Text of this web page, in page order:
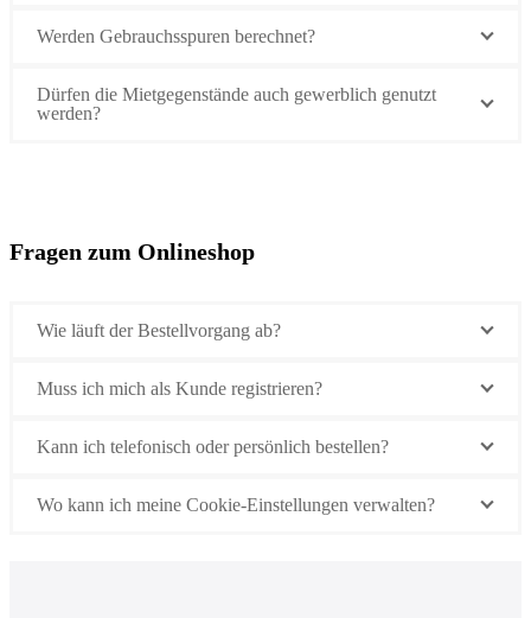
Werden Gebrauchsspuren berechnet?
Dürfen die Mietgegenstände auch gewerblich genutzt
werden?
Fragen zum Onlineshop
Wie läuft der Bestellvorgang ab?
Muss ich mich als Kunde registrieren?
Kann ich telefonisch oder persönlich bestellen?
Wo kann ich meine Cookie-Einstellungen verwalten?